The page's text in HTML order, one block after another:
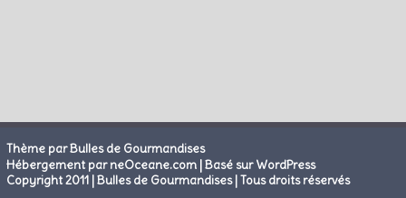
Thème par Bulles de Gourmandises
Hébergement par neOceane.com |Basé sur WordPress
Copyright 2011 | Bulles de Gourmandises | Tous droits réservés